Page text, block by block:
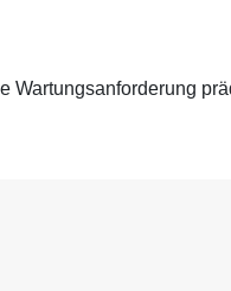
Wartungsanforderung